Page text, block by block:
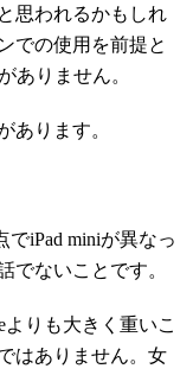
思われるかもしれ
での使用を前提と
ありません。
あります。
iPad miniが異なっ
でないことです。
りも大きく重いこ
はありません。女